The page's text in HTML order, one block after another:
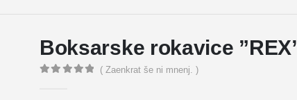
Boksarske rokavice
( Zaenkrat še ni mnenj. )